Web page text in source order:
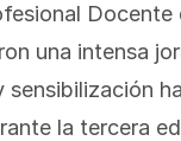
Docente
una intensa
sensibilización
la tercera